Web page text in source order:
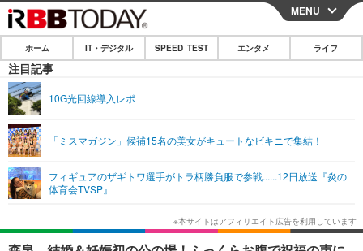
CLOSE
ホーム
IT・デジタル
ショッピング その他
SPEED TEST
エンタメ
エンタメTOP
韓国・芸能
ライフ
ライフTOP グルメ
リリース一覧
MENU
ホーム IT・デジタル SPEED TEST エンタメ ライフ
注目記事
10G光回線導入レポ
「ミスマガジン」候補15名の美女がキュートなビキニで集結！
フィギュアのザギトワ選手がトラ柄勝負服で参戦......12日放送『炎の
体育会TVSP』